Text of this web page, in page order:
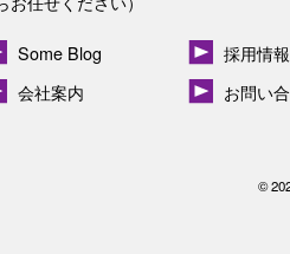
Some Blog
会社案内
採用情報
お問い
©